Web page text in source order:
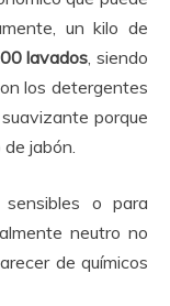
un kilo de
lavados, siendo
los detergentes
porque
jabón.
o para
neutro no
de químicos